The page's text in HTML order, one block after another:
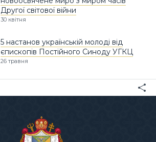
Другої світової війни
30 квітня
5 настанов українській молоді від
єпископів Постійного Синоду УГКЦ
26 травня